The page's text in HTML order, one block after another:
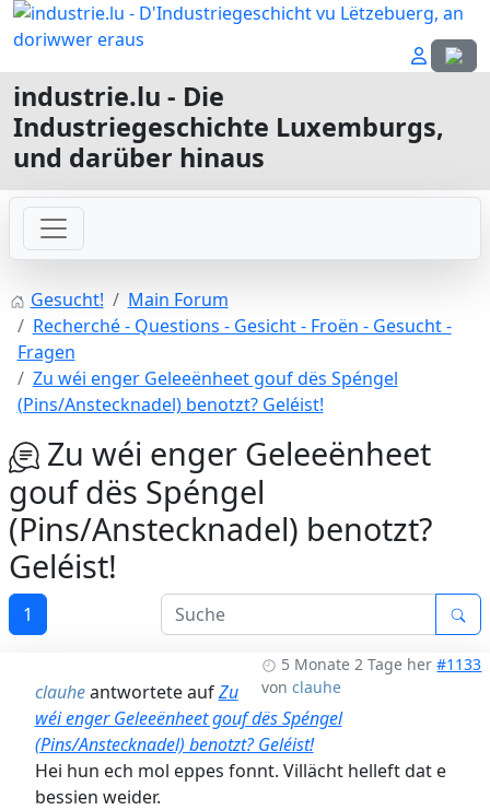
industrie.lu - Die
Industriegeschichte Luxemburgs,
und darüber hinaus
Gesucht!
Main Forum
Recherché - Questions - Gesicht - Froën - Gesucht -
Fragen
Zu wéi enger Geleeënheet gouf dës Spéngel
(Pins/Anstecknadel) benotzt? Geléist!
Zu wéi enger Geleeënheet
gouf dës Spéngel
(Pins/Anstecknadel) benotzt?
Geléist!
1
5 Monate 2 Tage her #1133
vonclauhe
clauheantwortete aufZu
wéi enger Geleeënheet gouf dës Spéngel
(Pins/Anstecknadel) benotzt? Geléist!
Hei hun ech mol eppes fonnt. Villächt helleft dat e
bessien weider.